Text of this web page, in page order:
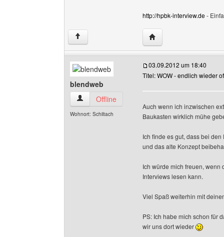
http://hpbk-interview.de-
↑ Website dieses
blendweb
blendweb Benutzer-Profile anzeigen
Offline
Wohnort: Schiltach
03.09.2012 um 18:40
Titel: WOW - endlich wieder
Auch wenn ich inzwischen
Baukasten wirklich mühe
Ich finde es gut, dass bei
und das alte Konzept
Ich würde mich freuen,
Interviews lesen kann.
Viel Spaß weiterhin mit
PS: Ich habe mich schon für
wir uns dort wieder